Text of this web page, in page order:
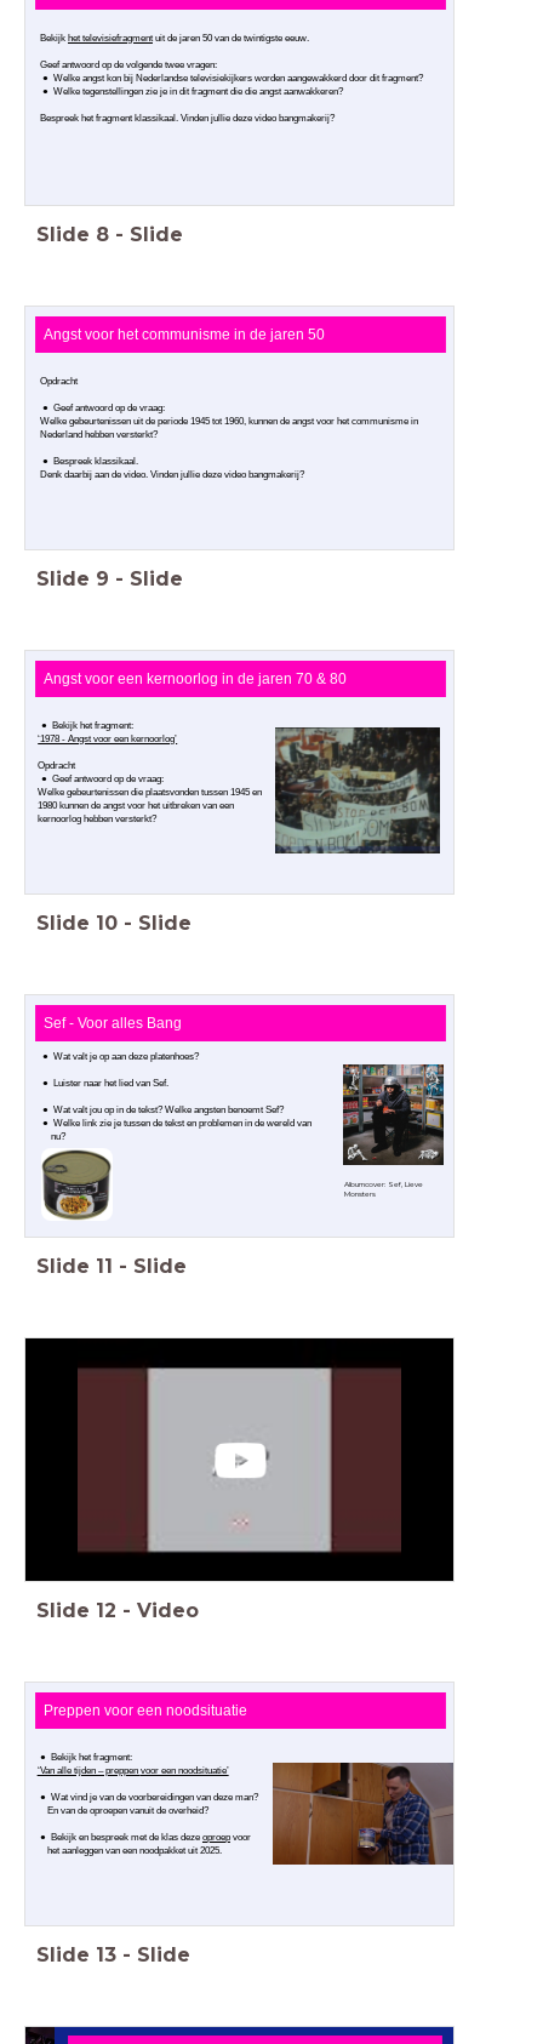
Bekijk het televisiefragmentuit de jaren 50van de twintigste eeuw.
Geef antwoord op de volgende twee vragen:
Welke angst kon bij Nederlandse televisiekijkers worden aangewakkerd door dit fragment?
Welke tegenstellingen zie je in dit fragment die die angst aanwakkeren?
Bespreek het fragment klassikaal. Vinden jullie deze video bangmakerij?
Slide 8 - Slide
Angst voor het communisme in de jaren 50
Opdracht
Geef antwoord op de vraag:
Welke gebeurtenissen uit de periode 1945 tot 1960, kunnen de angst voor het communisme in
Nederland hebben versterkt?
Bespreek klassikaal.
Denk daarbij aan de video. Vinden jullie deze video bangmakerij?
Slide 9 - Slide
Angst voor een kernoorlog in de jaren 70 & 80
Bekijk het fragment:
‘1978 - Angst voor een kernoorlog’
Opdracht
Geef antwoord op de vraag:
Welke gebeurtenissen die plaatsvonden tussen 1945 en
1980 kunnen de angst voor het uitbreken van een
kernoorlog hebben versterkt?
Slide 10 - Slide
Sef - Voor alles Bang
Wat valt je op aan deze platenhoes?
Luister naar het lied van Sef.
Wat valt jou op in de tekst? Welke angsten benoemt Sef?
Welke link zie je tussen de tekst en problemen in de wereld van
nu?
Albumcover: Sef, Lieve
Monsters
Slide 11 - Slide
Slide 12 - Video
Preppen voor een noodsituatie
Bekijk het fragment:
‘Van alle tijden – preppen voor een noodsituatie’
Wat vind je van de voorbereidingen van deze man?
En van de oproepen vanuit de overheid?
Bekijk en bespreek met de klas deze oproepvoor
het aanleggen van een noodpakket uit 2025.
Slide 13 - Slide